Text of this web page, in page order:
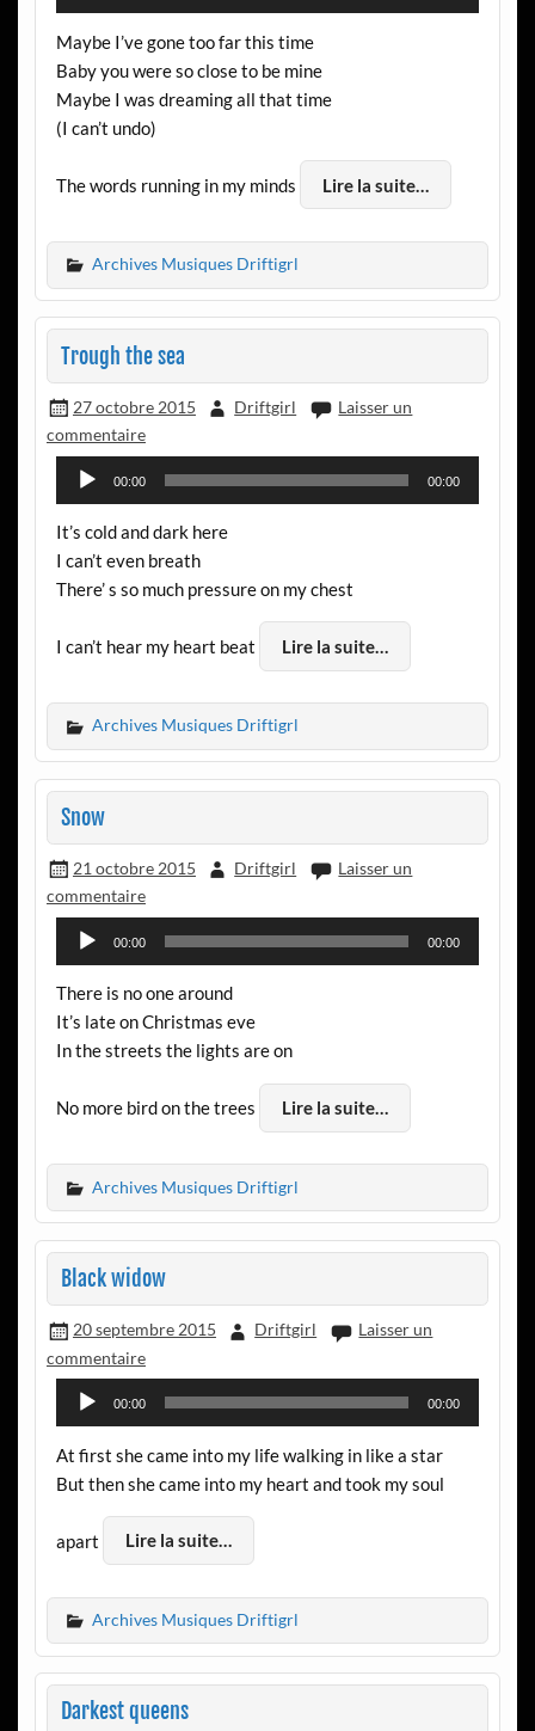
Maybe I’ve gone too far this time
Baby you were so close to be mine
Maybe I was dreaming all that time
(I can’t undo)
The words running in my minds Lire la suite…
Archives Musiques Driftigrl
Trough the sea
27 octobre 2015 Driftgirl
Laisser un
commentaire
Lecteur
00:00 00:00
It’s cold and dark here
I can’t even breath
There’ s so much pressure on my chest
I can’t hear my heart beat Lire la suite…
Archives Musiques Driftigrl
Snow
21 octobre 2015 Driftgirl
Laisser un
commentaire
Lecteur
00:00 00:00
There is no one around
It’s late on Christmas eve
In the streets the lights are on
No more bird on the trees Lire la suite…
Archives Musiques Driftigrl
Black widow
20 septembre 2015 Driftgirl
Laisser un
commentaire
Lecteur
00:00 00:00
At first she came into my life walking in like a star
But then she came into my heart and took my soul
apart Lire la suite…
Archives Musiques Driftigrl
Darkest queens